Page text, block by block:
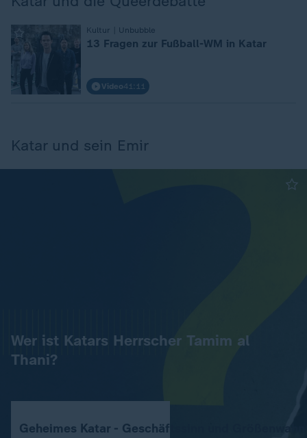
Kultur | Unbubble
: 13 Fragen zur Fußball-WM in Katar
Video41:11
Katar und sein Emir
Wer ist Katars Herrscher Tamim al
Thani?
Geheimes Katar - Geschäftssinn und Größenwahn